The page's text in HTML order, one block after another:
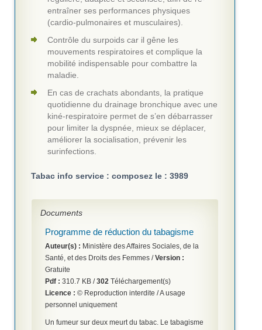
entraîner ses performances physiques
(cardio-pulmonaires et musculaires).
Contrôle du surpoids car il gêne les
mouvements respiratoires et complique la
mobilité indispensable pour combattre la
maladie.
En cas de crachats abondants, la pratique
quotidienne du drainage bronchique avec une
kiné-respiratoire permet de s’en débarrasser
pour limiter la dyspnée, mieux se déplacer,
améliorer la socialisation, prévenir les
surinfections.
Tabac info service : composez le : 3989
Documents
Programme de réduction du tabagisme
Auteur(s) : Ministère des Affaires Sociales, de la
Santé, et des Droits des Femmes /Version :
Gratuite
Pdf : 310.7 KB /302 Téléchargement(s)
Licence : © Reproduction interdite / A usage
personnel uniquement
Un fumeur sur deux meurt du tabac. Le tabagisme